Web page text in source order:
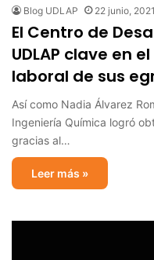
Blog UDLAP 22 junio, 2021
El Centro de
UDLAP clave en
laboral de sus
Así como Nadia Álvarez
Ingeniería Química logró
gracias al…
Leer más »